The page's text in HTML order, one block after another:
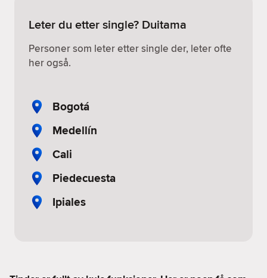
Leter du etter single? Duitama
Personer som leter etter single der, leter ofte
her også.
Bogotá
Medellín
Cali
Piedecuesta
Ipiales